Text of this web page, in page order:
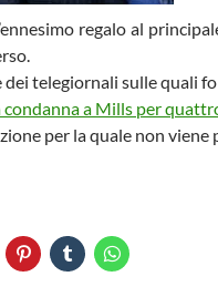
regalo al
telegiornali sulle quali
condanna a Mills per
per la quale non viene